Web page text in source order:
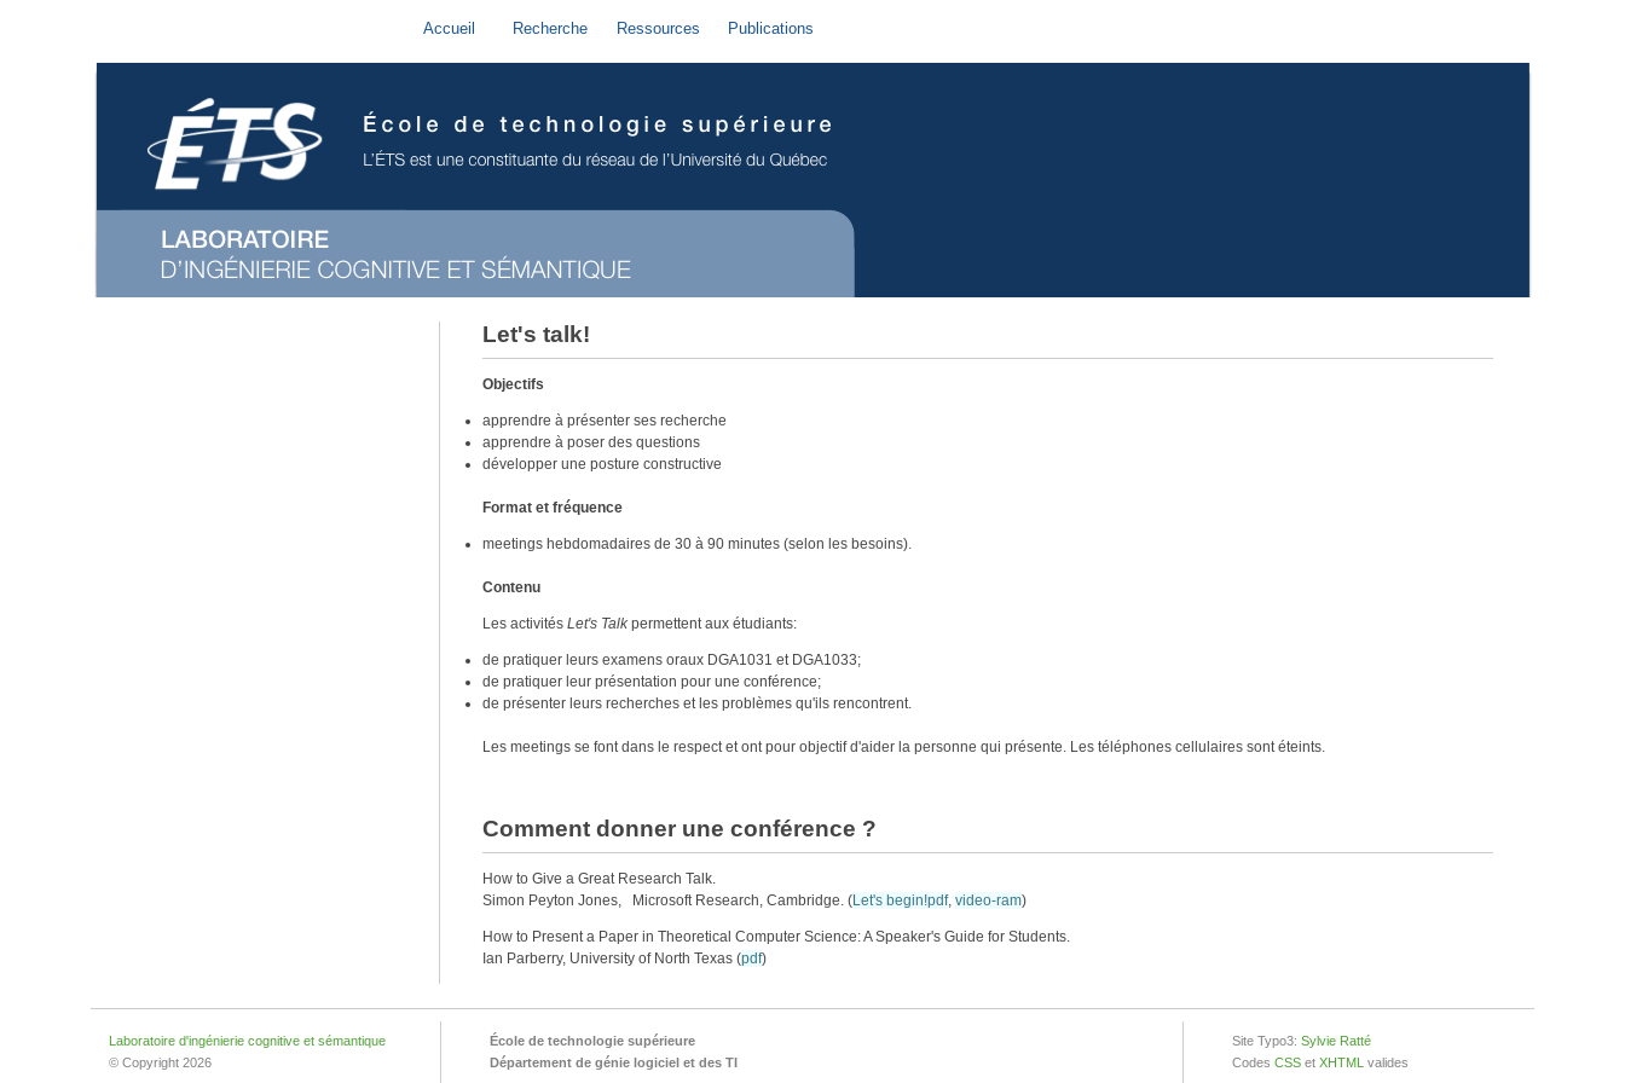
Accueil Recherche Ressources Publications
Let's talk!
Objectifs
apprendre à présenter ses recherche
apprendre à poser des questions
développer une posture constructive
Format et fréquence
meetings hebdomadaires de 30 à 90 minutes (selon les besoins).
Contenu
Les activités Let's Talkpermettent aux étudiants:
de pratiquer leurs examens oraux DGA1031 et DGA1033;
de pratiquer leur présentation pour une conférence;
de présenter leurs recherches et les problèmes qu'ils rencontrent.
Les meetings se font dans le respect et ont pour objectif d'aider la personne qui présente. Les téléphones cellulaires sont éteints.
Comment donner une conférence ?
How to Give a Great Research Talk.
Simon Peyton Jones, Microsoft Research, Cambridge. (Let's begin!pdf, video-ram)
How to Present a Paper in Theoretical Computer Science: A Speaker's Guide for Students.
Ian Parberry, University of North Texas (pdf)
Laboratoire d'ingénierie cognitive et sémantique
© Copyright 2026
École de technologie supérieure
Département de génie logiciel et des TI
Site Typo3: Sylvie Ratté
Codes CSS et XHTML valides